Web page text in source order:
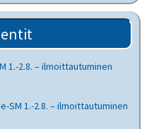
1.-2.8. – ilmoittautuminen
SM 1.-2.8. – ilmoittautuminen